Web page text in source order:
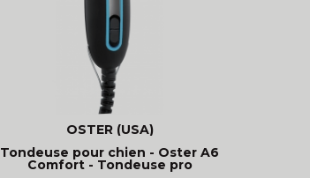
OSTER (USA)
Tondeuse pour chien - Oster A6
Comfort - Tondeuse pro